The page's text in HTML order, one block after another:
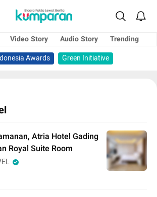
Video Story Audio Story
Trending
Awards
Green Initiative
Atria Hotel Gading
Royal Suite Room